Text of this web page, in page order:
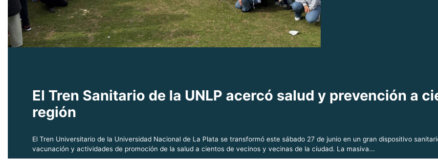
El Tren Sanitario de la UNLP acercó salud y prevención a
región
El Tren Universitario de la Universidad Nacional de La Plata se transformó este sábado 27 de junio en un gran dispositivo
vacunación y actividades de promoción de la salud a cientos de vecinos y vecinas de la ciudad. La masiva...